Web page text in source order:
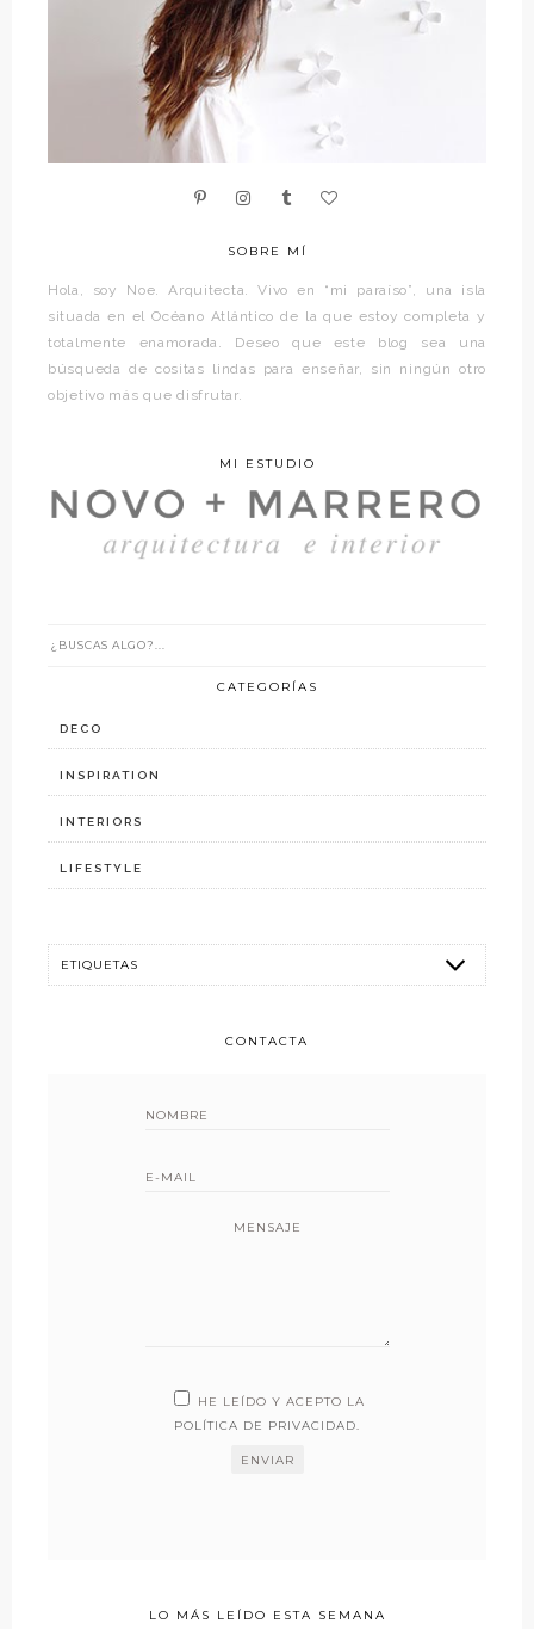
SOBRE MÍ
Hola, soy Noe. Arquitecta. Vivo en “mi paraíso”, una isla
situada en el Océano Atlántico de la que estoy completa y
totalmente enamorada. Deseo que este blog sea una
búsqueda de cositas lindas para enseñar, sin ningún otro
objetivo más que disfrutar.
MI ESTUDIO
CATEGORÍAS
DECO
INSPIRATION
INTERIORS
LIFESTYLE
CONTACTA
MENSAJE
HE LEÍDO Y ACEPTO LA
POLÍTICA DE PRIVACIDAD.
LO MÁS LEÍDO ESTA SEMANA